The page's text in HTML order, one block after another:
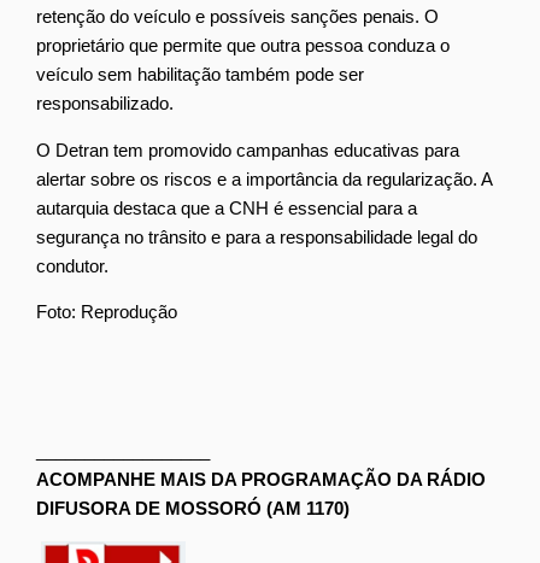
retenção do veículo e possíveis sanções penais. O
proprietário que permite que outra pessoa conduza o
veículo sem habilitação também pode ser
responsabilizado.
O Detran tem promovido campanhas educativas para
alertar sobre os riscos e a importância da regularização. A
autarquia destaca que a CNH é essencial para a
segurança no trânsito e para a responsabilidade legal do
condutor.
Foto: Reprodução
ACOMPANHE MAIS DA PROGRAMAÇÃO DA RÁDIO
DIFUSORA DE MOSSORÓ (AM 1170)